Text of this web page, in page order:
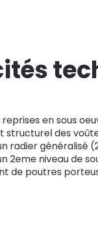
reprises en sous
structurel des
radier généralisé
2eme niveau de
de poutres